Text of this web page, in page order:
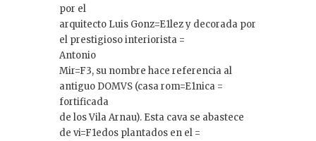
por el
arquitecto Luis Gonz=E1lez y decorada por
el prestigioso interiorista =
Antonio
Mir=F3, su nombre hace referencia al
antiguo DOMVS (casa rom=E1nica =
fortificada
de los Vila Arnau). Esta cava se abastece
de vi=F1edos plantados en el =